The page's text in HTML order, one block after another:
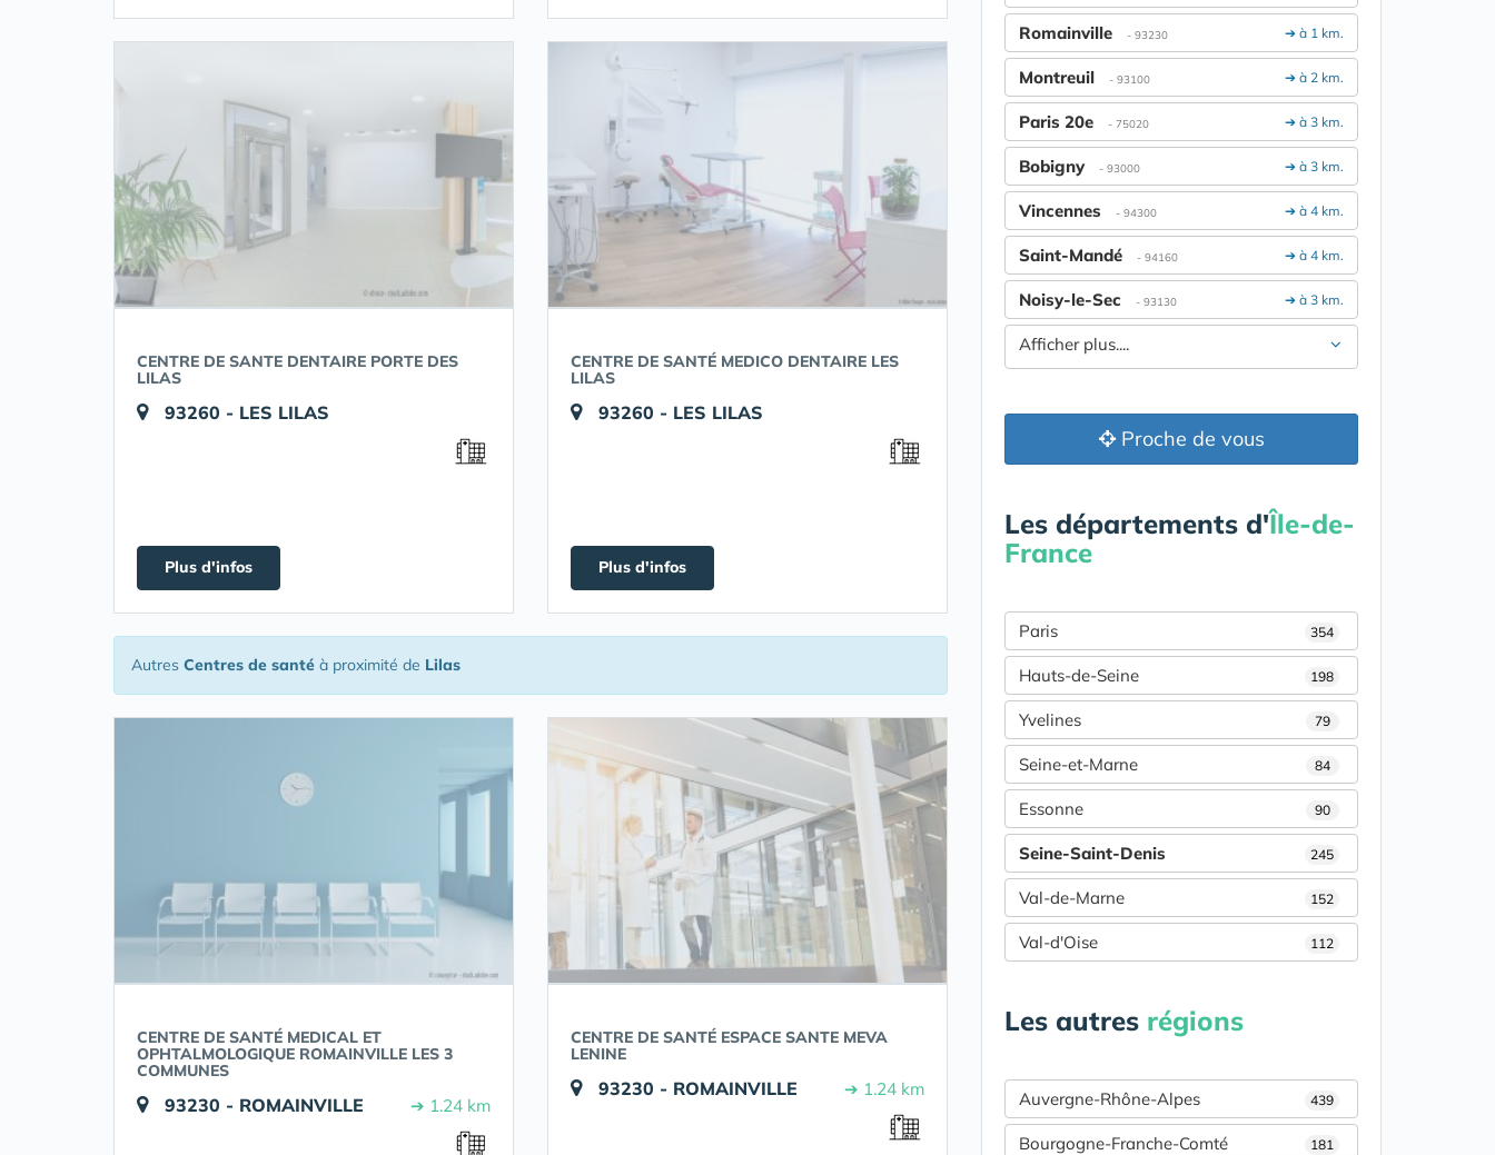
CENTRE DE SANTE DENTAIRE PORTE DES
LILAS
93260 - LES LILAS
Plus d'infos
CENTRE DE SANTÉ MEDICO DENTAIRE LES
LILAS
93260 - LES LILAS
Plus d'infos
Autres Centres de santé à proximité de Lilas
CENTRE DE SANTÉ MEDICAL ET
OPHTALMOLOGIQUE ROMAINVILLE LES 3
COMMUNES
93230 - ROMAINVILLE ➔ 1.24 km
CENTRE DE SANTÉ ESPACE SANTE MEVA
LENINE
93230 - ROMAINVILLE ➔ 1.24 km
➔ à 1 km.
Romainville - 93230
➔ à 2 km.
Montreuil - 93100
➔ à 3 km.
Paris 20e - 75020
➔ à 3 km.
Bobigny - 93000
➔ à 4 km.
Vincennes - 94300
➔ à 4 km.
Saint-Mandé - 94160
➔ à 3 km.
Noisy-le-Sec - 93130
Afficher plus....
Proche de vous
Les départements d'Île-de-
France
Paris 354
Hauts-de-Seine 198
Yvelines 79
Seine-et-Marne 84
Essonne 90
Seine-Saint-Denis 245
Val-de-Marne 152
Val-d'Oise 112
Les autres régions
Auvergne-Rhône-Alpes 439
Bourgogne-Franche-Comté 181